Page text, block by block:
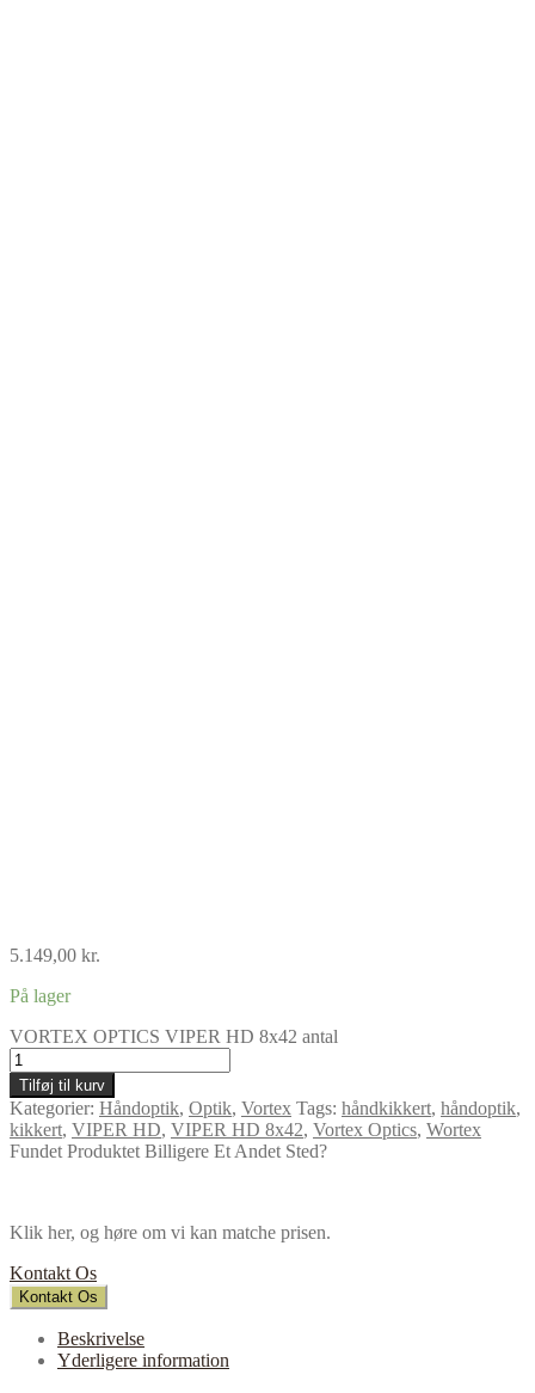
5.149,00 kr.
På lager
VORTEX OPTICS VIPER HD 8x42 antal
Tilføj til kurv
Kategorier: Håndoptik, Optik, Vortex Tags: håndkikkert, håndoptik,
kikkert, VIPER HD, VIPER HD 8x42, Vortex Optics, Wortex
Fundet Produktet Billigere Et Andet Sted?
Klik her, og høre om vi kan matche prisen.
Kontakt Os
Kontakt Os
Beskrivelse
Yderligere information